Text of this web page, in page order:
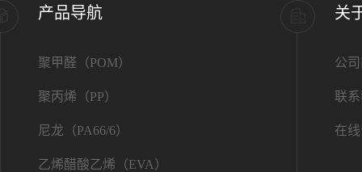
产品导航
聚甲醛（POM）
聚丙烯（PP）
尼龙（PA66/6）
乙烯醋酸乙烯（EVA）
关
公
联
在